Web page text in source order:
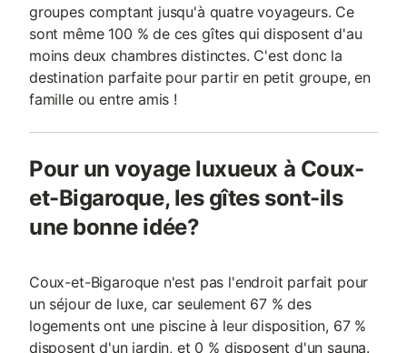
groupes comptant jusqu'à quatre voyageurs. Ce
sont même 100 % de ces gîtes qui disposent d'au
moins deux chambres distinctes. C'est donc la
destination parfaite pour partir en petit groupe, en
famille ou entre amis !
Pour un voyage luxueux à Coux-
et-Bigaroque, les gîtes sont-ils
une bonne idée?
Coux-et-Bigaroque n'est pas l'endroit parfait pour
un séjour de luxe, car seulement 67 % des
logements ont une piscine à leur disposition, 67 %
disposent d'un jardin, et 0 % disposent d'un sauna.